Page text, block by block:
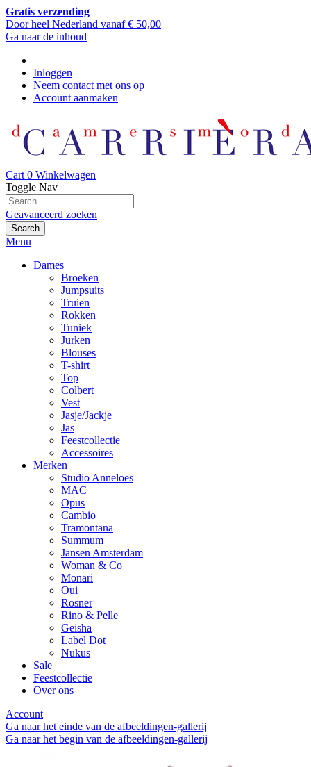
Gratis verzending
Door heel Nederland vanaf € 50,00
Ga naar de inhoud
Inloggen
Neem contact met ons op
Account aanmaken
Cart 0 Winkelwagen
Toggle Nav
Geavanceerd zoeken
Search
Menu
Dames
Broeken
Jumpsuits
Truien
Rokken
Tuniek
Jurken
Blouses
T-shirt
Top
Colbert
Vest
Jasje/Jackje
Jas
Feestcollectie
Accessoires
Merken
Studio Anneloes
MAC
Opus
Cambio
Tramontana
Summum
Jansen Amsterdam
Woman & Co
Monari
Oui
Rosner
Rino & Pelle
Geisha
Label Dot
Nukus
Sale
Feestcollectie
Over ons
Account
Ga naar het einde van de afbeeldingen-gallerij
Ga naar het begin van de afbeeldingen-gallerij